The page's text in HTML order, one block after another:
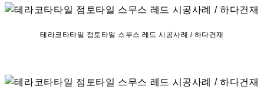
테라코타타일 점토타일 스무스 레드 시공사례 / 하다건재